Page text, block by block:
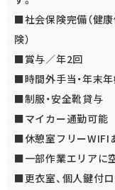
■社会保険完備（健康
険）
■賞与／年2回
■時間外手当・年末
■制服・安全靴貸与
■マイカー通勤可能
■休憩室フリーWIFI
■一部作業エリアに
■更衣室、個人鍵付